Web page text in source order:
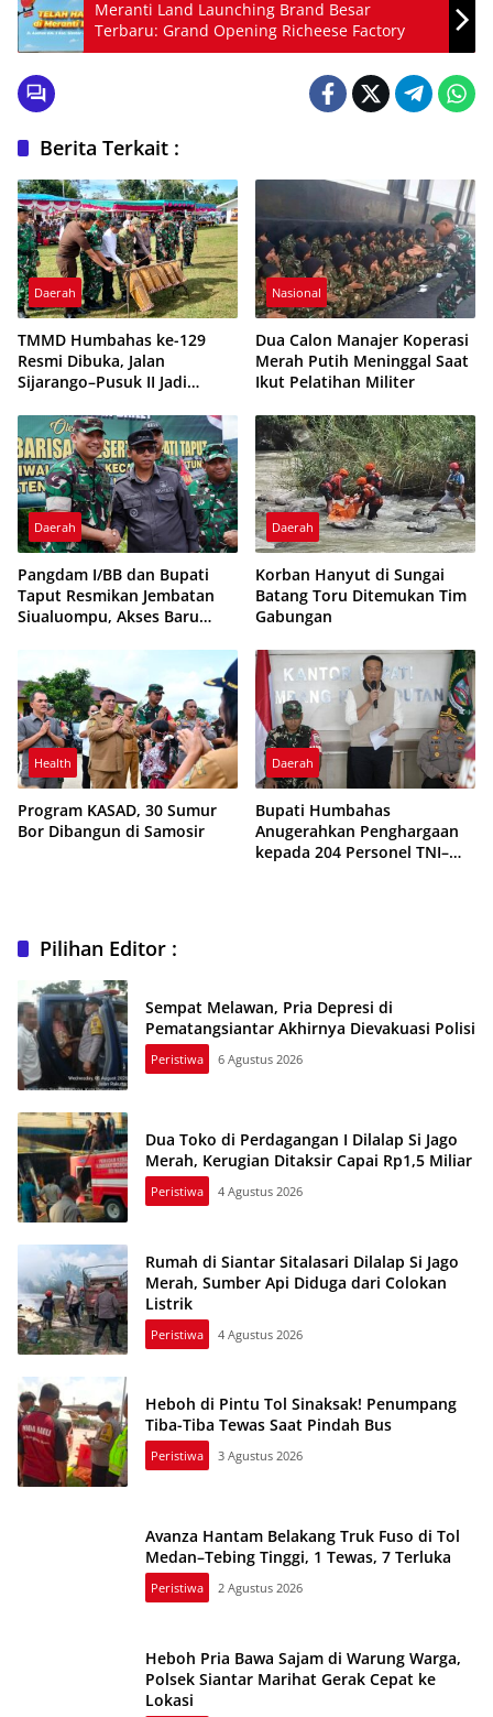
Meranti Land Launching Brand Besar
Terbaru: Grand Opening Richeese Factory
Berita Terkait :
Daerah
TMMD Humbahas ke-129
Resmi Dibuka, Jalan
Sijarango–Pusuk II Jadi
Nasional
Dua Calon Manajer Koperasi
Merah Putih Meninggal Saat
Ikut Pelatihan Militer
Daerah
Pangdam I/BB dan Bupati
Taput Resmikan Jembatan
Siualuompu, Akses Baru
Daerah
Korban Hanyut di Sungai
Batang Toru Ditemukan Tim
Gabungan
Health
Program KASAD, 30 Sumur
Bor Dibangun di Samosir
Daerah
Bupati Humbahas
Anugerahkan Penghargaan
kepada 204 Personel TNI–
Pilihan Editor :
Sempat Melawan, Pria Depresi di
Pematangsiantar Akhirnya Dievakuasi Polisi
Peristiwa 6 Agustus 2026
Dua Toko di Perdagangan I Dilalap Si Jago
Merah, Kerugian Ditaksir Capai Rp1,5 Miliar
Peristiwa 4 Agustus 2026
Rumah di Siantar Sitalasari Dilalap Si Jago
Merah, Sumber Api Diduga dari Colokan
Listrik
Peristiwa 4 Agustus 2026
Heboh di Pintu Tol Sinaksak! Penumpang
Tiba-Tiba Tewas Saat Pindah Bus
Peristiwa 3 Agustus 2026
Avanza Hantam Belakang Truk Fuso di Tol
Medan–Tebing Tinggi, 1 Tewas, 7 Terluka
Peristiwa 2 Agustus 2026
Heboh Pria Bawa Sajam di Warung Warga,
Polsek Siantar Marihat Gerak Cepat ke
Lokasi